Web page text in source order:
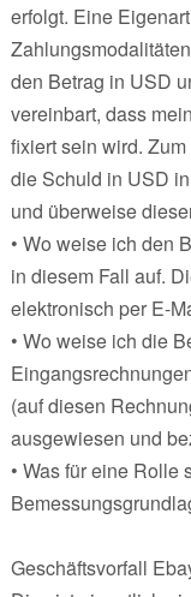
erfolgt. Eine
den Betrag in USD
vereinbart, dass
fixiert sein wird.
die Schuld in USD
und überweise
• Wo weise ich den
in diesem Fall auf.
elektronisch per E-
• Wo weise ich die
(auf diesen
ausgewiesen und
• Was für eine Rolle
Geschäftsvorfall